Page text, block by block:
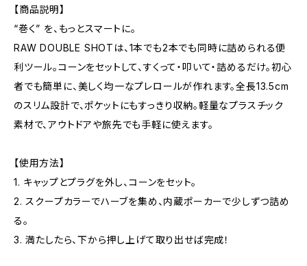
【商品説明】
“巻く” を、もっとスマートに。
RAW DOUBLE SHOTは、1本でも2本でも同時に詰められる便
利ツール。コーンをセットして、すくって・叩いて・詰めるだけ。初心
者でも簡単に、美しく均一なプレロールが作れます。全長13.5cm
のスリム設計で、ポケットにもすっきり収納。軽量なプラスチック
素材で、アウトドアや旅先でも手軽に使えます。
【使用方法】
1. キャップとプラグを外し、コーンをセット。
2. スクープカラーでハーブを集め、内蔵ポーカーで少しずつ詰め
る。
3. 満たしたら、下から押し上げて取り出せば完成！